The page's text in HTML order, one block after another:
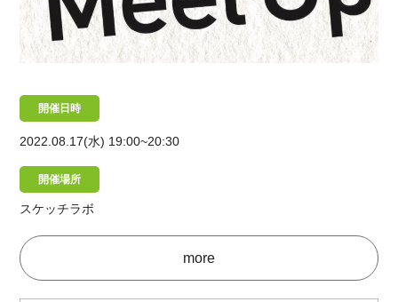
開催日時
2022.08.17(水) 19:00~20:30
開催場所
スケッチラボ
more